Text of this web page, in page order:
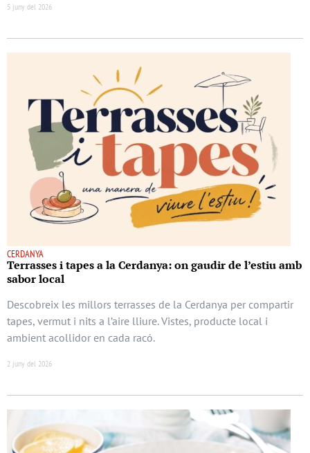
5 juny del 2026
CERDANYA
Terrasses i tapes a la Cerdanya: on gaudir de l’estiu amb
sabor local
Descobreix les millors terrasses de la Cerdanya per compartir
tapes, vermut i nits a l’aire lliure. Vistes, producte local i
ambient acollidor en cada racó.
2 juny del 2026